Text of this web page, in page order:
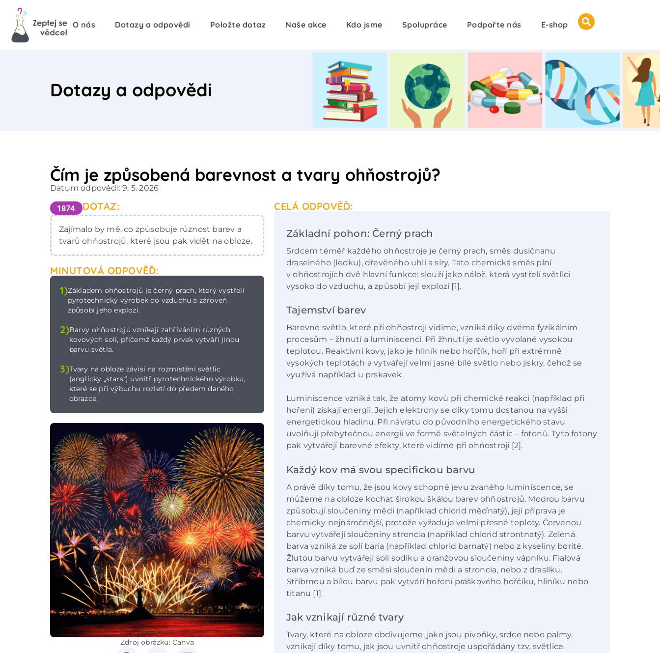
O nás Dotazy a odpovědi Položte dotaz Naše akce Kdo jsme Spolupráce Podpořte nás E-shop
Dotazy a odpovědi
Čím je způsobená barevnost a tvary ohňostrojů?
Datum odpovědi: 9. 5. 2026
1874 DOTAZ:
Zajímalo by mě, co způsobuje různost barev a
tvarů ohňostrojů, které jsou pak vidět na obloze.
MINUTOVÁ ODPOVĚĎ:
1)Základem ohňostrojů je černý prach, který vystřelí
pyrotechnický výrobek do vzduchu a zároveň
způsobí jeho explozi.
2)Barvy ohňostrojů vznikají zahříváním různých
kovových solí, přičemž každý prvek vytváří jinou
barvu světla.
3)Tvary na obloze závisí na rozmístění světlic
(anglicky „stars“) uvnitř pyrotechnického výrobku,
které se při výbuchu rozletí do předem daného
obrazce.
Zdroj obrázku: Canva
CELÁ ODPOVĚĎ:
Základní pohon: Černý prach
Srdcem téměř každého ohňostroje je černý prach, směs dusičnanu
draselného (ledku), dřevěného uhlí a síry. Tato chemická směs plní
v ohňostrojích dvě hlavní funkce: slouží jako nálož, která vystřelí světlici
vysoko do vzduchu, a způsobí její explozi [1].
Tajemství barev
Barevné světlo, které při ohňostroji vidíme, vzniká díky dvěma fyzikálním
procesům – žhnutí a luminiscenci. Při žhnutí je světlo vyvolané vysokou
teplotou. Reaktivní kovy, jako je hliník nebo hořčík, hoří při extrémně
vysokých teplotách a vytvářejí velmi jasné bílé světlo nebo jiskry, čehož se
využívá například u prskavek.
Luminiscence vzniká tak, že atomy kovů při chemické reakci (například při
hoření) získají energii. Jejich elektrony se díky tomu dostanou na vyšší
energetickou hladinu. Při návratu do původního energetického stavu
uvolňují přebytečnou energii ve formě světelných částic – fotonů. Tyto fotony
pak vytvářejí barevné efekty, které vidíme při ohňostroji [2].
Každý kov má svou specifickou barvu
A právě díky tomu, že jsou kovy schopné jevu zvaného luminiscence, se
můžeme na obloze kochat širokou škálou barev ohňostrojů. Modrou barvu
způsobují sloučeniny mědi (například chlorid měďnatý), její příprava je
chemicky nejnáročnější, protože vyžaduje velmi přesné teploty. Červenou
barvu vytvářejí sloučeniny stroncia (například chlorid strontnatý). Zelená
barva vzniká ze solí baria (například chlorid barnatý) nebo z kyseliny borité.
Žlutou barvu vytvářejí soli sodíku a oranžovou sloučeniny vápníku. Fialová
barva vzniká buď ze směsi sloučenin mědi a stroncia, nebo z draslíku.
Stříbrnou a bílou barvu pak vytváří hoření práškového hořčíku, hliníku nebo
titanu [1].
Jak vznikají různé tvary
Tvary, které na obloze obdivujeme, jako jsou pivoňky, srdce nebo palmy,
vznikají díky tomu, jak jsou uvnitř ohňostroje uspořádány tzv. světlice.